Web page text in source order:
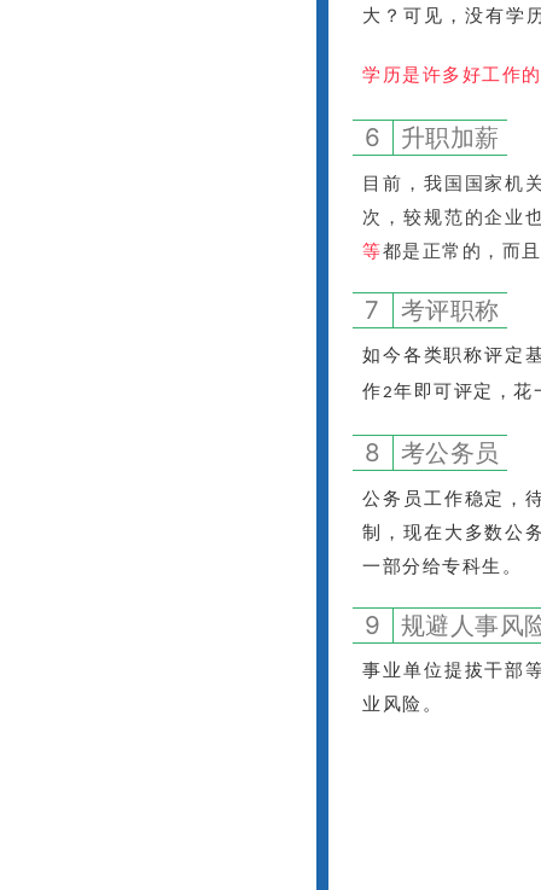
大？ 可见，没有学
学历是许多好工作
6 升职加薪
目前，我国国家机
次，较规范的企业
等都是正常的，而
7 考评职称
如今各类职称评定
作2年即可评定，花
8 考公务员
公务员工作稳定，
制，现在大多数公
一部分给专科生。
9 规避人事风
事业单位提拔干部
业风险。